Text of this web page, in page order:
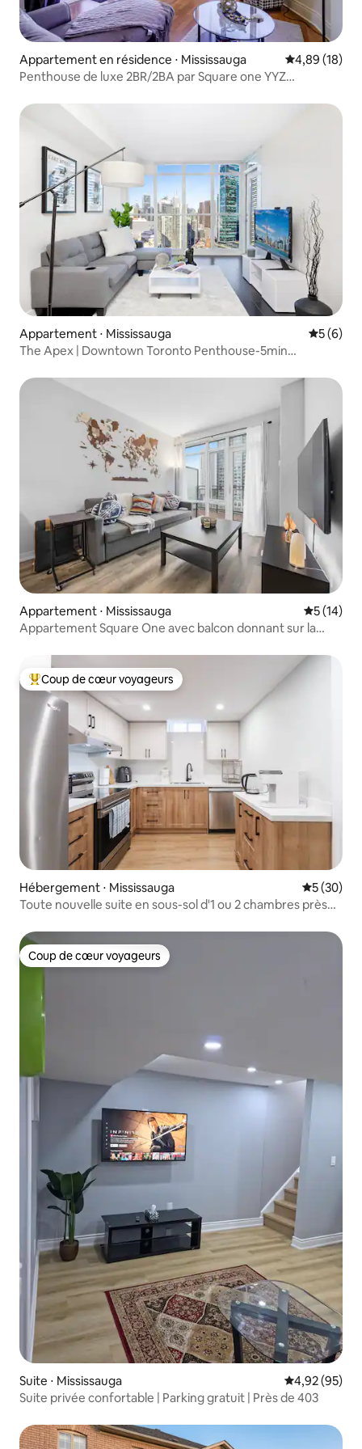
Appartement en résidence ⋅ Mississauga Évaluation
4,89 (18)
Penthouse de luxe 2BR/2BA par Square one YYZ
Appartement ⋅ Mississauga
5 (6)
The Apex | Downtown Toronto Penthouse-5min
Appartement ⋅ Mississauga
5 (14)
Appartement Square One avec balcon donnant sur la
Coups de cœur voyageurs les plus appréciés
Coup de cœur voyageurs
Hébergement ⋅ Mississauga
5 (30)
Toute nouvelle suite en sous-sol d'1 ou 2 chambres près
Coup de cœur voyageurs
Coup de cœur voyageurs
Suite ⋅ Mississauga Évaluation
4,92 (95)
Suite privée confortable | Parking gratuit | Près de 403